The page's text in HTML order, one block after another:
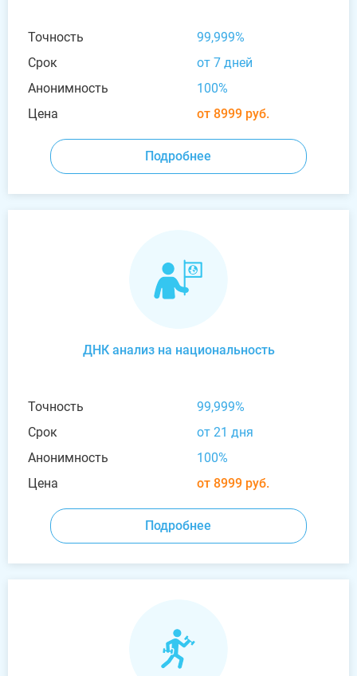
Точность
99,999%
Срок
от 7 дней
Анонимность
100%
Цена
от 8999 руб.
Подробнее
ДНК анализ на национальность
Точность
99,999%
Срок
от 21 дня
Анонимность
100%
Цена
от 8999 руб.
Подробнее